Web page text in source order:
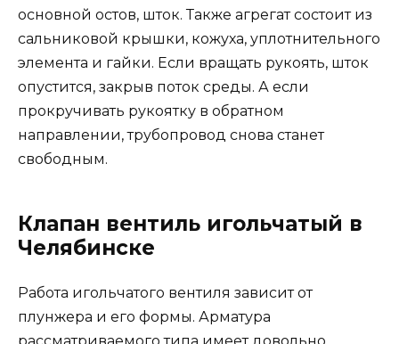
основной остов, шток. Также агрегат состоит из
сальниковой крышки, кожуха, уплотнительного
элемента и гайки. Если вращать рукоять, шток
опустится, закрыв поток среды. А если
прокручивать рукоятку в обратном
направлении, трубопровод снова станет
свободным.
Клапан вентиль игольчатый в
Челябинске
Работа игольчатого вентиля зависит от
плунжера и его формы. Арматура